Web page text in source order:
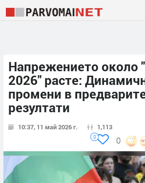
Напрежението около
2026" расте:
промени в
резултати
10:37, 11 май 2026 г. 1,113
0
0